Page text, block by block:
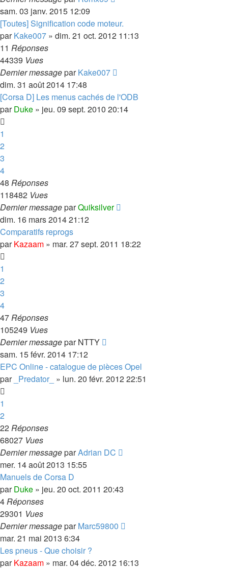
sam. 03 janv. 2015 12:09
[Toutes] Signification code moteur.
parKake007 » dim. 21 oct. 2012 11:13
11 Réponses
44339 Vues
Dernier messageparKake007
dim. 31 août 2014 17:48
[Corsa D] Les menus cachés de l'ODB
parDuke » jeu. 09 sept. 2010 20:14
1
2
3
4
48 Réponses
118482 Vues
Dernier messageparQuiksilver
dim. 16 mars 2014 21:12
Comparatifs reprogs
parKazaam » mar. 27 sept. 2011 18:22
1
2
3
4
47Réponses
105249 Vues
Dernier messageparNTTY
sam. 15 févr. 2014 17:12
EPC Online - catalogue de pièces Opel
par _Predator_ » lun. 20 févr. 2012 22:51
1
2
22Réponses
68027 Vues
Dernier messageparAdrian DC
mer. 14 août 2013 15:55
Manuels de Corsa D
parDuke » jeu. 20 oct. 2011 20:43
4Réponses
29301 Vues
Dernier messageparMarc59800
mar. 21 mai 2013 6:34
Les pneus - Que choisir ?
parKazaam » mar. 04 déc. 2012 16:13